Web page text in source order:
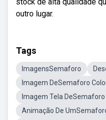
outro lugar.
Tags
ImagensSemaforo
Imagem DeSemaforo
Imagem Tela DeSemaforo
Animação De